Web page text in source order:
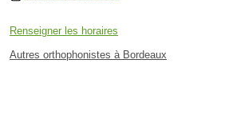
Renseigner les horaires
Autres orthophonistes à Bordeaux